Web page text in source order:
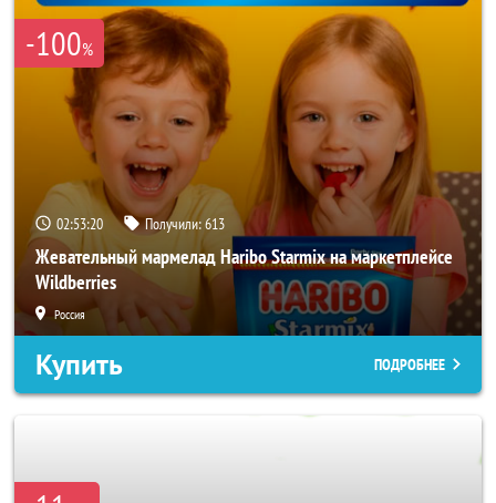
-100%
02:53:18 Получили:613
Жевательный мармелад Haribo Starmix на маркетплейсе
Wildberries
Россия
Купить ПОДРОБНЕЕ